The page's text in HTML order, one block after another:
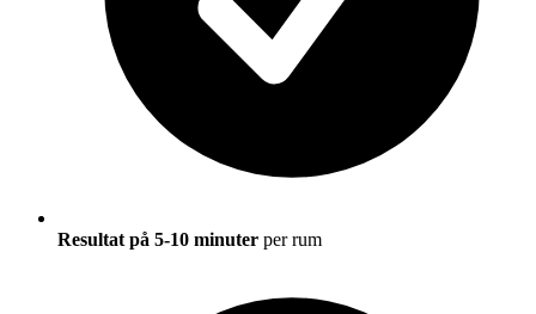
Resultat på 5-10 minuter per rum